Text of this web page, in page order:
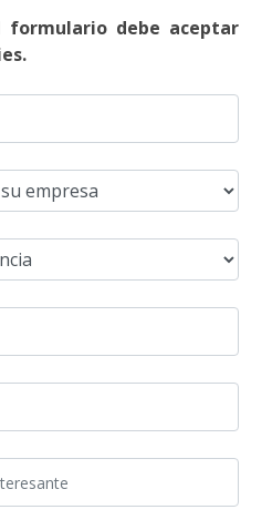
formulario debe aceptar